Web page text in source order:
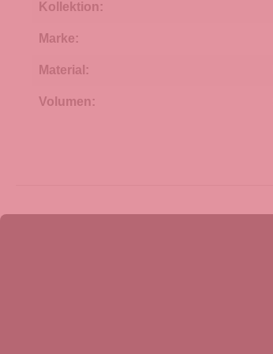
Kollektion:
Marke:
Material:
Volumen: